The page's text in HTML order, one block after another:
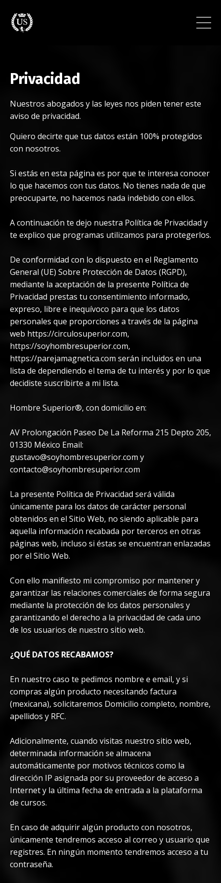
Privacidad
Nuestros abogados y las leyes nos piden tener este
aviso de privacidad.
Quiero decirte que tus datos están 100% protegidos
con nosotros.
Si estás en esta página es por que te interesa conocer
lo que hacemos con tus datos. No tienes nada de que
preocuparte, no hacemos nada indebido con ellos.
A continuación te dejo nuestra Política de Privacidad y
te explico que programas utilizamos para protegerlos.
De conformidad con lo dispuesto en el Reglamento
General (UE) Sobre Protección de Datos (RGPD),
mediante la aceptación de la presente Política de
Privacidad prestas tu consentimiento informado,
expreso, libre e inequívoco para que los datos
personales que proporciones a través de la página
web https://circulosuperior.com,
https://soyhombresuperior.com,
https://parejamagnetica.com serán incluidos en una
lista de dependiendo el tema de tu interés y por lo que
decidiste suscribirte a mi lista.
Hombre Superior®, con domicilio en:
AV Prolongación Paseo De La Reforma 215 Depto 205,
01330 México Email:
gustavo@soyhombresuperior.com y
contacto@soyhombresuperior.com
La presente Política de Privacidad será válida
únicamente para los datos de carácter personal
obtenidos en el Sitio Web, no siendo aplicable para
aquella información recabada por terceros en otras
páginas web, incluso si éstas se encuentran enlazadas
por el Sitio Web.
Con ello manifiesto mi compromiso por mantener y
garantizar las relaciones comerciales de forma segura
mediante la protección de los datos personales y
garantizando el derecho a la privacidad de cada uno
de los usuarios de nuestro sitio web.
¿QUÉ DATOS RECABAMOS?
En nuestro caso te pedimos nombre e email, y si
compras algún producto necesitando factura
(mexicana), solicitaremos Domicilio completo, nombre,
apellidos y RFC.
Adicionalmente, cuando visitas nuestro sitio web,
determinada información se almacena
automáticamente por motivos técnicos como la
dirección IP asignada por su proveedor de acceso a
Internet y la última fecha de entrada a la plataforma
de cursos.
En caso de adquirir algún producto con nosotros,
únicamente tendremos acceso al correo y usuario que
registres. En ningún momento tendremos acceso a tu
contraseña.